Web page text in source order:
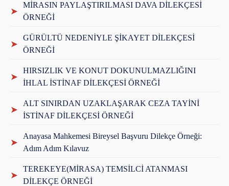
➤
MİRASIN PAYLAŞTIRILMASI DAVA DİLEKÇESİ
ÖRNEĞİ
➤
GÜRÜLTÜ NEDENİYLE ŞİKAYET DİLEKÇESİ
ÖRNEĞİ
➤
HIRSIZLIK VE KONUT DOKUNULMAZLIĞINI
İHLAL İSTİNAF DİLEKÇESİ ÖRNEĞİ
➤
ALT SINIRDAN UZAKLAŞARAK CEZA TAYİNİ
İSTİNAF DİLEKÇESİ ÖRNEĞİ
➤
Anayasa Mahkemesi Bireysel Başvuru Dilekçe Örneği:
Adım Adım Kılavuz
➤
TEREKEYE(MİRASA) TEMSİLCİ ATANMASI
DİLEKÇE ÖRNEĞİ